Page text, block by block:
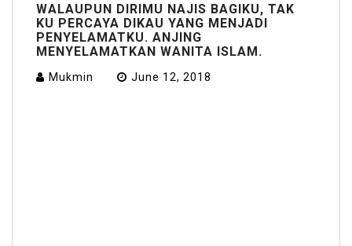
WALAUPUN DIRIMU NAJIS BAGIKU, TAK
KU PERCAYA DIKAU YANG MENJADI
PENYELAMATKU. ANJING
MENYELAMATKAN WANITA ISLAM.
Mukmin June 12, 2018